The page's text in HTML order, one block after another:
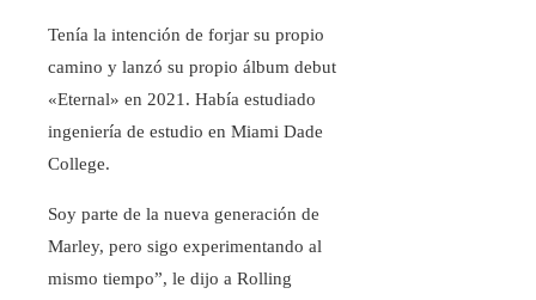
Tenía la intención de forjar su propio
camino y lanzó su propio álbum debut
«Eternal» en 2021. Había estudiado
ingeniería de estudio en Miami Dade
College.
Soy parte de la nueva generación de
Marley, pero sigo experimentando al
mismo tiempo”, le dijo a Rolling